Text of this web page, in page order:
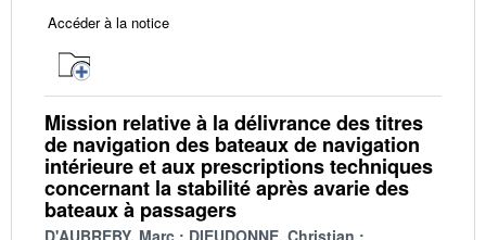
Accéder à la notice
Mission relative à la délivrance des titres
de navigation des bateaux de navigation
intérieure et aux prescriptions techniques
concernant la stabilité après avarie des
bateaux à passagers
D'AUBREBY, Marc
DIEUDONNE, Christian